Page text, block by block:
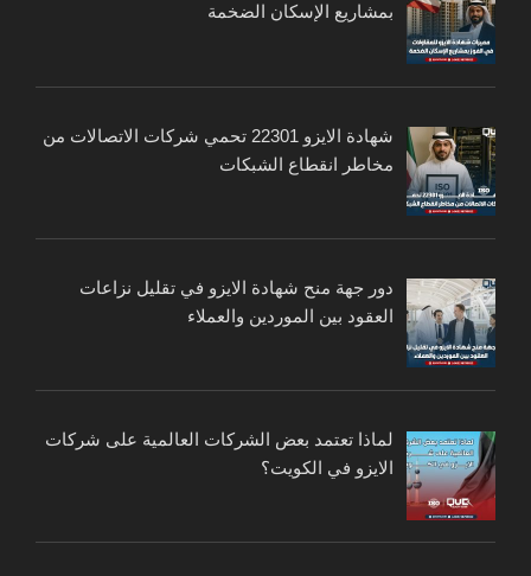
بمشاريع الإسكان الضخمة
شهادة الايزو 22301 تحمي شركات الاتصالات من
مخاطر انقطاع الشبكات
دور جهة منح شهادة الايزو في تقليل نزاعات
العقود بين الموردين والعملاء
لماذا تعتمد بعض الشركات العالمية على شركات
الايزو في الكويت؟